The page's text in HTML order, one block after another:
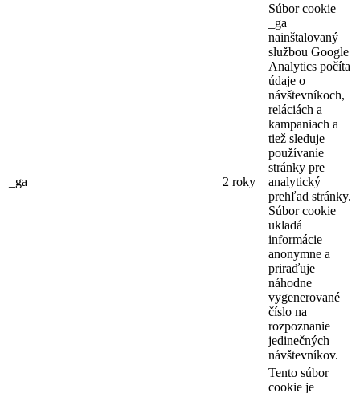
_ga 2 roky
Súbor cookie
_ga
nainštalovaný
službou Google
Analytics počíta
údaje o
návštevníkoch,
reláciách a
kampaniach a
tiež sleduje
používanie
stránky pre
analytický
prehľad stránky.
Súbor cookie
ukladá
informácie
anonymne a
priraďuje
náhodne
vygenerované
číslo na
rozpoznanie
jedinečných
návštevníkov.
Tento súbor
cookie je